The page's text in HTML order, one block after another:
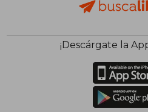
¡Descárgate la